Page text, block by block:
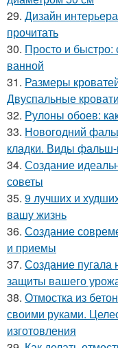
29. Дизайн
прочитать
30. Просто и
ванной
31. Размеры
Двуспальные
32. Рулоны обоев:
33. Новогодний
кладки. Виды
34. Создание
советы
35. 9 лучших и
вашу жизнь
36. Создание
и приемы
37. Создание пугала
защиты вашего
38. Отмостка из
своими руками.
изготовления